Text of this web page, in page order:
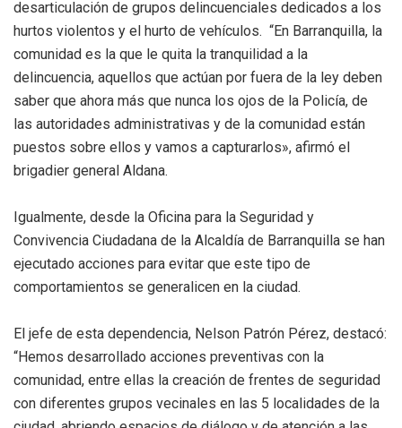
desarticulación de grupos delincuenciales dedicados a los
hurtos violentos y el hurto de vehículos. “En Barranquilla, la
comunidad es la que le quita la tranquilidad a la
delincuencia, aquellos que actúan por fuera de la ley deben
saber que ahora más que nunca los ojos de la Policía, de
las autoridades administrativas y de la comunidad están
puestos sobre ellos y vamos a capturarlos», afirmó el
brigadier general Aldana.
Igualmente, desde la Oficina para la Seguridad y
Convivencia Ciudadana de la Alcaldía de Barranquilla se han
ejecutado acciones para evitar que este tipo de
comportamientos se generalicen en la ciudad.
El jefe de esta dependencia, Nelson Patrón Pérez, destacó:
“Hemos desarrollado acciones preventivas con la
comunidad, entre ellas la creación de frentes de seguridad
con diferentes grupos vecinales en las 5 localidades de la